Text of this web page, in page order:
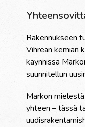
Rakennukseen
Vihreän kemian
käynnissä
suunnitellun
Markon
yhteen – tässä